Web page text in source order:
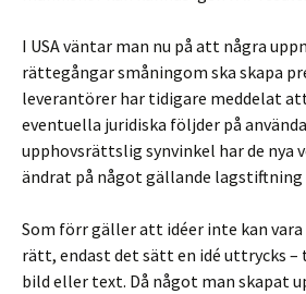
I USA väntar man nu på att några
rättegångar småningom ska skapa
leverantörer har tidigare meddelat
eventuella juridiska följder på
upphovsrättslig synvinkel har de nya
ändrat på något gällande lagstiftning
Som förr gäller att idéer inte kan
rätt, endast det sätt en idé uttrycks –
bild eller text. Då något man skapat